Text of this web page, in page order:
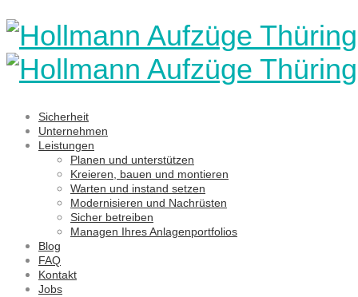
Sicherheit
Unternehmen
Leistungen
Planen und unterstützen
Kreieren, bauen und montieren
Warten und instand setzen
Modernisieren und Nachrüsten
Sicher betreiben
Managen Ihres Anlagenportfolios
Blog
FAQ
Kontakt
Jobs